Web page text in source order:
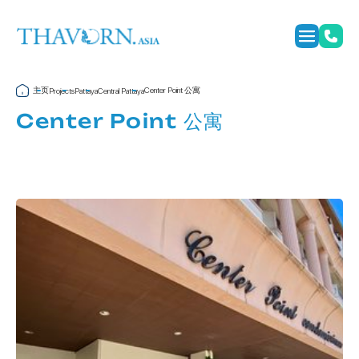
主页ProjectsPattayaCentral PattayaCenter Point 公寓
Center Point 公寓